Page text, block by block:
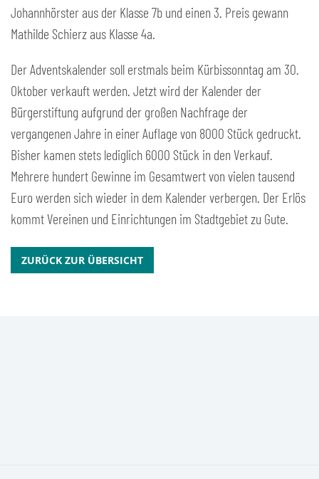
Johannhörster aus der Klasse 7b und einen 3. Preis gewann
Mathilde Schierz aus Klasse 4a.
Der Adventskalender soll erstmals beim Kürbissonntag am 30.
Oktober verkauft werden. Jetzt wird der Kalender der
Bürgerstiftung aufgrund der großen Nachfrage der
vergangenen Jahre in einer Auflage von 8000 Stück gedruckt.
Bisher kamen stets lediglich 6000 Stück in den Verkauf.
Mehrere hundert Gewinne im Gesamtwert von vielen tausend
Euro werden sich wieder in dem Kalender verbergen. Der Erlös
kommt Vereinen und Einrichtungen im Stadtgebiet zu Gute.
ZURÜCK ZUR ÜBERSICHT